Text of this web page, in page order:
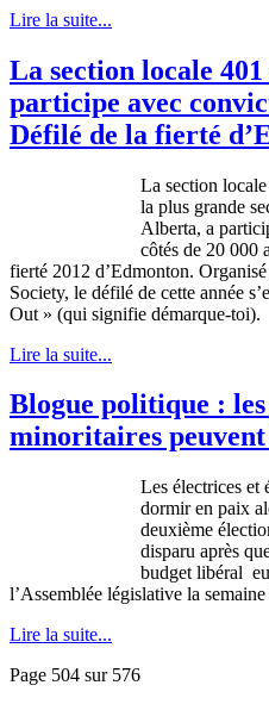
Lire la suite...
La section locale
participe avec
Défilé de la fierté
La section
la plus grande
Alberta, a
côtés de 20 000
fierté 2012 d’Edmonton.
Society, le défilé de cette année
Out » (qui signifie démarque-toi).
Lire la suite...
Blogue politique :
minoritaires
Les électrices et
dormiren paix
deuxième
disparu après
budget libéral
l’Assemblée législative la semaine
Lire la suite...
Page 504 sur 576